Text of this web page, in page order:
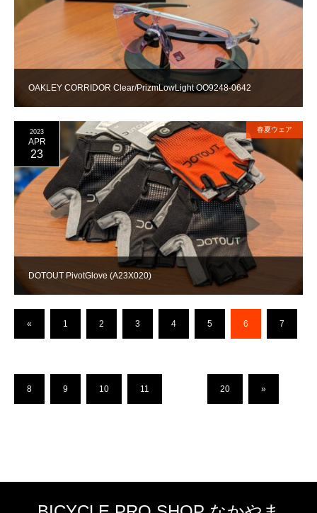
OAKLEY CORRIDOR Clear/PrizmLowLight OO9248-0642
DOTOUT PivotGlove (A23X020)
2023
APR
23
春夏ウェア
« 1 2 3 4 5 6 7
8 9 10 11 20 »